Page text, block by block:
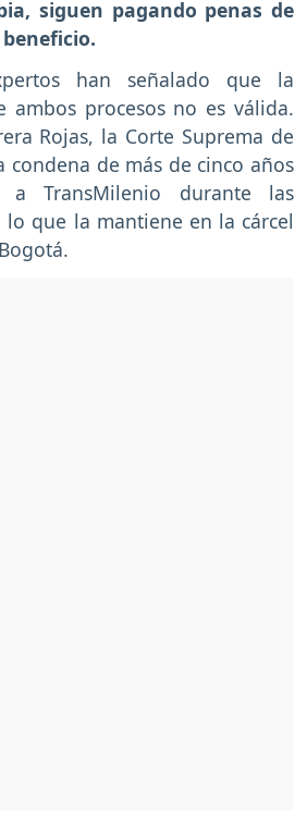
siguen pagando penas de
han señalado que la
ambos procesos no es válida.
Rojas, la Corte Suprema de
condena de más de cinco años
TransMilenio durante las
lo que la mantiene en la cárcel